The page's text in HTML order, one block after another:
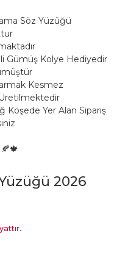
Söz Yüzüğü
Gümüş Kolye Hediyedir
Kesmez
Köşede Yer Alan Sipariş
2026